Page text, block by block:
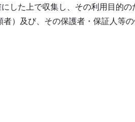
した上で収集し、その利用目的
）及び、その保護者・保証人等